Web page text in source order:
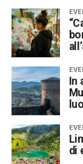
In
di